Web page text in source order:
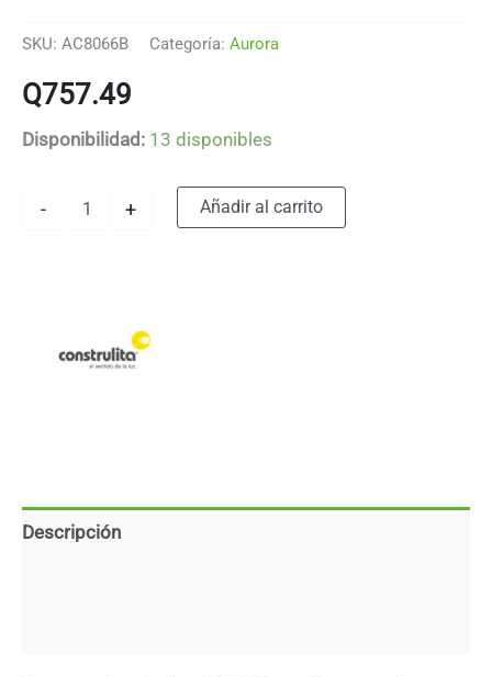
SKU: AC8066B Categoría: Aurora
Q757.49
Disponibilidad: 13 disponibles
- + Añadir al carrito
Descripción